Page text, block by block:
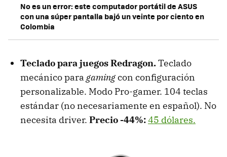
No es un error: este computador portátil de ASUS
con una súper pantalla bajó un veinte por ciento en
Colombia
Teclado para juegos Redragon.Teclado
mecánico para gamingcon configuración
personalizable. Modo Pro-gamer. 104 teclas
estándar (no necesariamente en español). No
necesita driver. Precio -44%:45 dólares.